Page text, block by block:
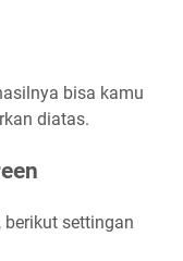
bisa kamu
diatas.
berikut settingan